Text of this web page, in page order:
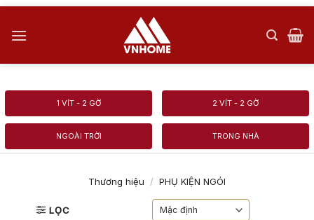
Skip
content
1 VÍT - 2 GỜ 2 VÍT - 2 GỜ
NGOÀI TRỜI TRONG NHÀ
Thương hiệu / PHỤ KIỆN NGÓI
LỌC